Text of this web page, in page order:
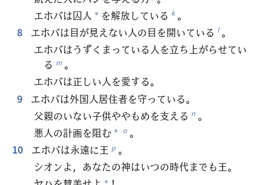
エホバは囚人 * を解放している k 。
8
エホバは目が見えない人の目を開いている l 。
エホバはうずくまっている人を立ち上がらせてい
る m 。
エホバは正しい人を愛する。
9
エホバは外国人居住者を守っている。
父親のいない子供ややもめを支える n 。
悪人の計画を阻む * o 。
10
エホバは永遠に王 p 。
シオンよ，あなたの神はいつの時代までも王。